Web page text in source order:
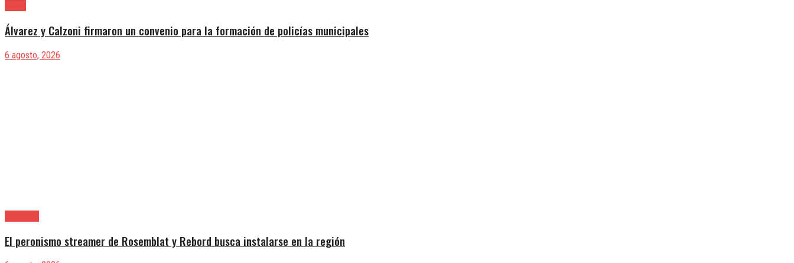
Álvarez y Calzoni firmaron un convenio para la formación de policías municipales
6 agosto, 2026
El peronismo streamer de Rosemblat y Rebord busca instalarse en la región